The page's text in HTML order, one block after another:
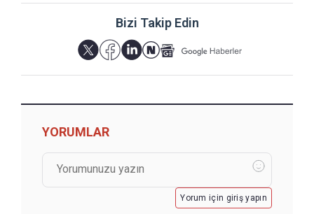
Bizi Takip Edin
YORUMLAR
Yorum için giriş yapın